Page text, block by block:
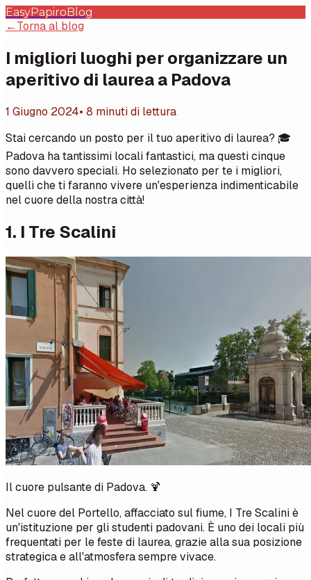
EasyPapiroBlog
←Torna al blog
I migliori luoghi per organizzare un
aperitivo di laurea a Padova
1 Giugno 2024• 8 minuti di lettura
Stai cercando un posto per il tuo aperitivo di laurea? 🎓
Padova ha tantissimi locali fantastici, ma questi cinque
sono davvero speciali. Ho selezionato per te i migliori,
quelli che ti faranno vivere un'esperienza indimenticabile
nel cuore della nostra città!
1. I Tre Scalini
Il cuore pulsante di Padova. 🍹
Nel cuore del Portello, affacciato sul fiume, I Tre Scalini è
un'istituzione per gli studenti padovani. È uno dei locali più
frequentati per le feste di laurea, grazie alla sua posizione
strategica e all'atmosfera sempre vivace.